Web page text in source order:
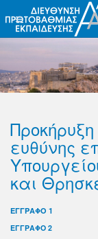
ευθύνης
και
ΕΓΓΡΑΦΟ 1
ΕΓΓΡΑΦΟ 2